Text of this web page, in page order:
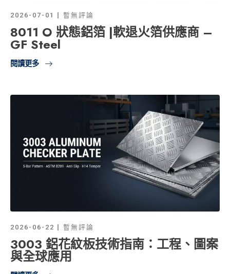
2026-07-01 暫無評論
8011 O 狀態鋁箔 |軟退火箔供應商 –
GF Steel
閱讀更多
2026-06-22 暫無評論
3003 鋁花紋板技術指南：工程、圖案
與全球應用